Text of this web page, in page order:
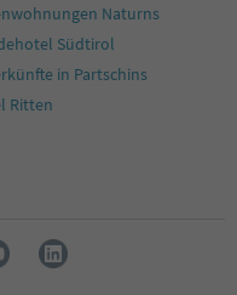
Naturns
Südtirol
in Partschins
Ritten